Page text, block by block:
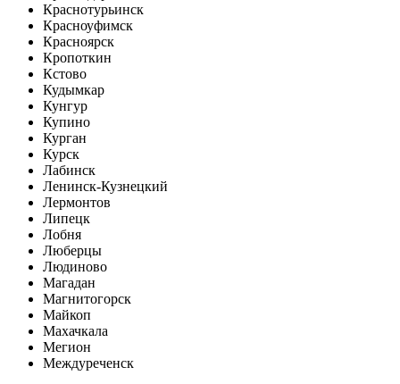
Краснотурьинск
Красноуфимск
Красноярск
Кропоткин
Кстово
Кудымкар
Кунгур
Купино
Курган
Курск
Лабинск
Ленинск-Кузнецкий
Лермонтов
Липецк
Лобня
Люберцы
Людиново
Магадан
Магнитогорск
Майкоп
Махачкала
Мегион
Междуреченск